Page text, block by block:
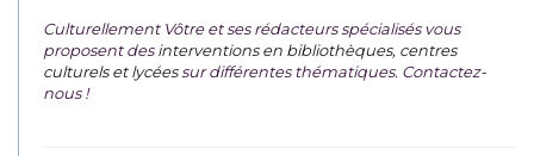
Culturellement Vôtre et ses rédacteurs spécialisés vous
proposent desinterventions en bibliothèques, centres
culturels et lycéessur différentes thématiques. Contactez-
nous !